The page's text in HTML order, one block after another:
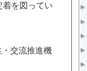
着を図ってい
交流推進機
►
►
►
►
►